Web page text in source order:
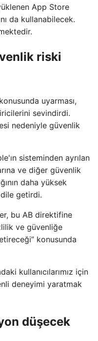
App Store
da kullanabilecek.
riski
uyarması,
sevindirdi.
nedeniyle güvenlik
sisteminden ayrılan
ve diğer güvenlik
daha yüksek
getirdi.
bu AB direktifine
ve güvenliğe
konusunda
kullanıcılarımız için
deneyimi yaratmak
düşecek